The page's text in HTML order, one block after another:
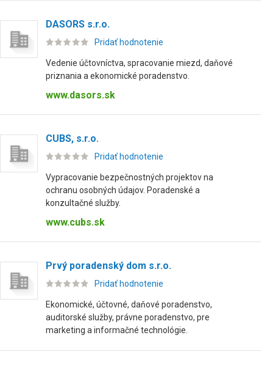
DASORS s.r.o.
Pridať hodnotenie
Vedenie účtovníctva, spracovanie miezd, daňové
priznania a ekonomické poradenstvo.
www.dasors.sk
CUBS, s.r.o.
Pridať hodnotenie
Vypracovanie bezpečnostných projektov na
ochranu osobných údajov. Poradenské a
konzultačné služby.
www.cubs.sk
Prvý poradenský dom s.r.o.
Pridať hodnotenie
Ekonomické, účtovné, daňové poradenstvo,
auditorské služby, právne poradenstvo, pre
marketing a informačné technológie.